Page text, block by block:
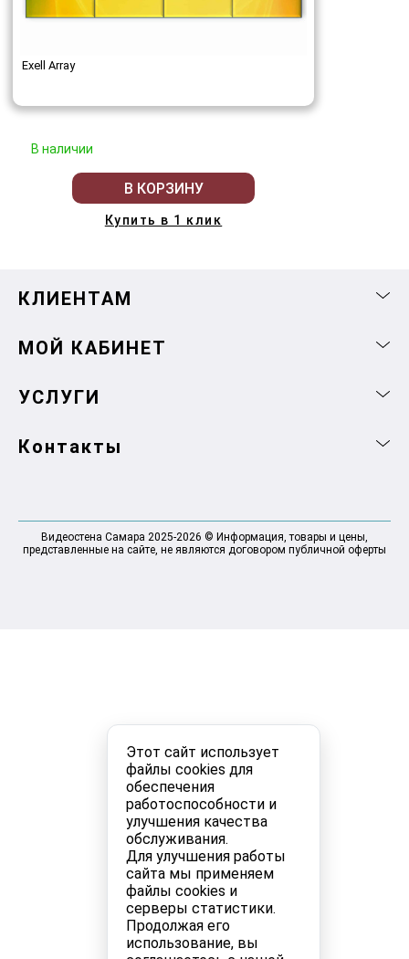
Этот сайт использует
файлы cookies для
обеспечения
работоспособности и
улучшения качества
обслуживания.
Для улучшения работы
сайта мы применяем
файлы cookies и
серверы статистики.
Продолжая его
использование, вы
Exell Array
В наличии
В КОРЗИНУ
Купить в 1 клик
КЛИЕНТАМ
МОЙ КАБИНЕТ
УСЛУГИ
Контакты
Видеостена Самара 2025-2026 © Информация, товары и цены,
представленные на сайте, не являются договором публичной оферты